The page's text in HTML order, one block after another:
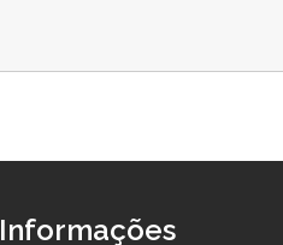
Informações